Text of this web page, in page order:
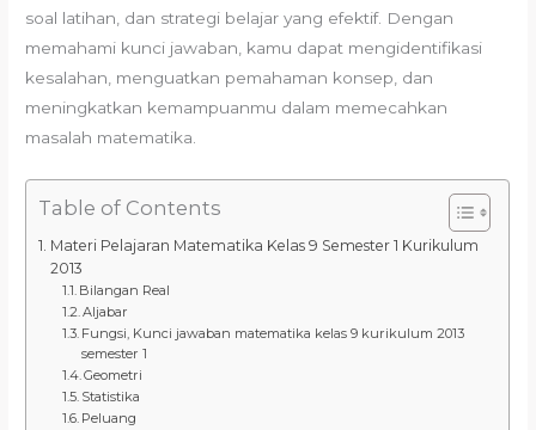
soal latihan, dan strategi belajar yang efektif. Dengan
memahami kunci jawaban, kamu dapat mengidentifikasi
kesalahan, menguatkan pemahaman konsep, dan
meningkatkan kemampuanmu dalam memecahkan
masalah matematika.
Table of Contents
Materi Pelajaran Matematika Kelas 9 Semester 1 Kurikulum
2013
Bilangan Real
Aljabar
Fungsi, Kunci jawaban matematika kelas 9 kurikulum 2013
semester 1
Geometri
Statistika
Peluang